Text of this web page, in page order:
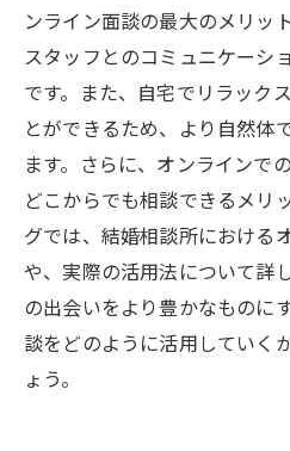
ンライン面談の最大のメリッ
スタッフとのコミュニケーシ
です。また、自宅でリラック
とができるため、より自然体
ます。さらに、オンラインで
どこからでも相談できるメリ
グでは、結婚相談所における
や、実際の活用法について詳
の出会いをより豊かなものに
談をどのように活用していく
ょう。